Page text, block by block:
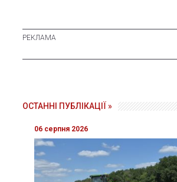
ОСТАННІ ПУБЛІКАЦІЇ »
06 серпня 2026